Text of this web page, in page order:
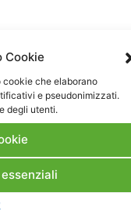
Cookie
cookie che elaborano
e pseudonimizzati.
degli utenti.